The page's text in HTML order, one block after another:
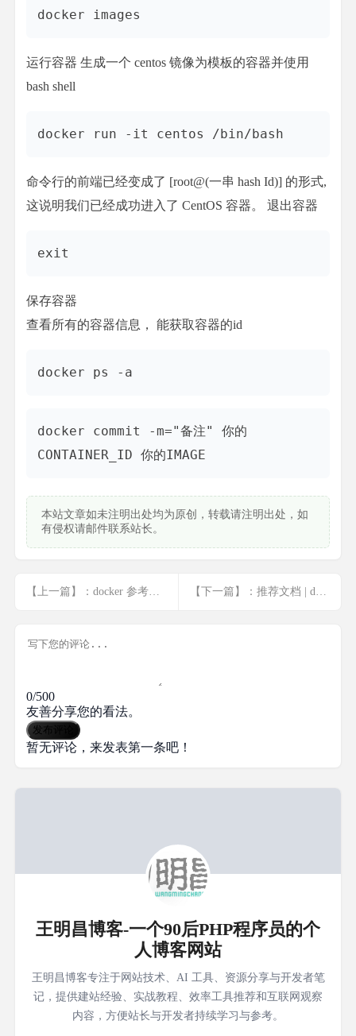
docker images
运行容器 生成一个 centos 镜像为模板的容器并使用
bash shell
docker run -it centos /bin/bash
命令行的前端已经变成了 [root@(一串 hash Id)] 的形式,
这说明我们已经成功进入了 CentOS 容器。 退出容器
exit
保存容器
查看所有的容器信息， 能获取容器的id
docker ps -a
docker commit -m="备注" 你的
CONTAINER_ID 你的IMAGE
本站文章如未注明出处均为原创，转载请注明出处，如
有侵权请邮件联系站长。
【上一篇】：docker 参考手册 【下一篇】：推荐文档 | docker快速入门
0/500
友善分享您的看法。
发布评论
暂无评论，来发表第一条吧！
王明昌博客-一个90后PHP程序员的个
人博客网站
王明昌博客专注于网站技术、AI 工具、资源分享与开发者笔
记，提供建站经验、实战教程、效率工具推荐和互联网观察
内容，方便站长与开发者持续学习与参考。